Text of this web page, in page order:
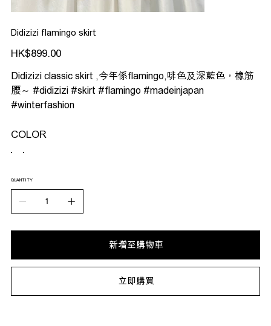
Didizizi flamingo skirt
價
格HK$899.00
Didizizi classic skirt ,今年係flamingo,啡色及深藍色，橡筋
腰～ #didizizi #skirt #flamingo #madeinjapan
#winterfashion
COLOR
QUANTITY
新增至購物車
立即購買